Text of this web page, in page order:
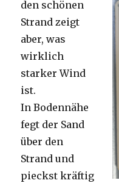
den schönen
Strand zeigt
aber, was
wirklich
starker Wind
ist.
In Bodennähe
fegt der Sand
über den
Strand und
pieckst kräftig